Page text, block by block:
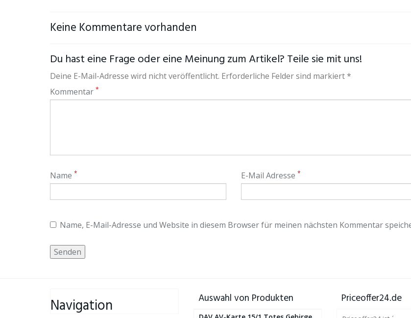
Keine Kommentare vorhanden
Du hast eine Frage oder eine Meinung zum Artikel? Teile sie mit uns!
Deine E-Mail-Adresse wird nicht veröffentlicht. Erforderliche Felder sind markiert *
Kommentar *
Name * E-Mail Adresse *
Name, E-Mail-Adresse und Website in diesem Browser für meinen nächsten Kommentar
Navigation Auswahl von Produkten Priceoffer24.de